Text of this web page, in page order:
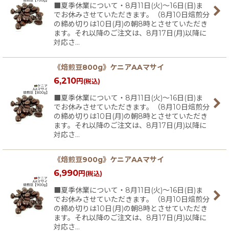
■夏季休業について・8月11日(火)〜16日(日)ま
でお休みさせていただきます。（8月10日焙煎分
の締め切りは10日(月)の朝8時とさせていただき
ます。それ以降のご注文は、8月17日(月)以降に
対応さ…
《焙煎豆800g》ケニアAAマサイ
6,210円 (税込)
■夏季休業について・8月11日(火)〜16日(日)ま
でお休みさせていただきます。（8月10日焙煎分
の締め切りは10日(月)の朝8時とさせていただき
ます。それ以降のご注文は、8月17日(月)以降に
対応さ…
《焙煎豆900g》ケニアAAマサイ
6,990円 (税込)
■夏季休業について・8月11日(火)〜16日(日)ま
でお休みさせていただきます。（8月10日焙煎分
の締め切りは10日(月)の朝8時とさせていただき
ます。それ以降のご注文は、8月17日(月)以降に
対応さ…